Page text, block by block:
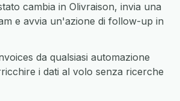
cambia in Olivraison, invia una
e avvia un'azione di follow-up in
da qualsiasi automazione
i dati al volo senza ricerche